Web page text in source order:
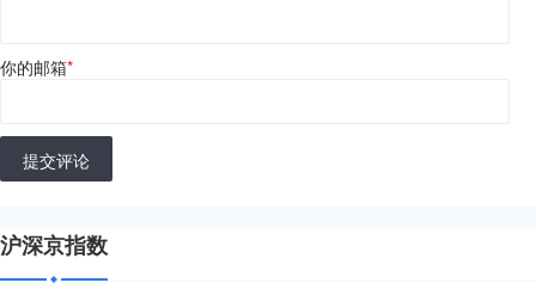
你的邮箱*
提交评论
沪深京指数